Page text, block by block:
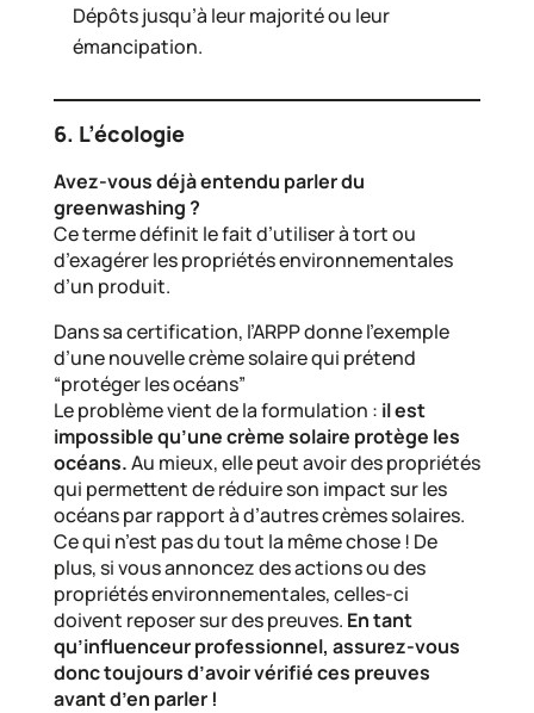
Dépôts jusqu’à leur majorité ou leur
émancipation.
6. L’écologie
Avez-vous déjà entendu parler du
greenwashing ?
Ce terme définit le fait d’utiliser à tort ou
d’exagérer les propriétés environnementales
d’un produit.
Dans sa certification, l’ARPP donne l’exemple
d’une nouvelle crème solaire qui prétend
“protéger les océans”
Le problème vient de la formulation : il est
impossible qu’une crème solaire protège les
océans.Au mieux, elle peut avoir des propriétés
qui permettent de réduire son impact sur les
océans par rapport à d’autres crèmes solaires.
Ce qui n’est pas du tout la même chose ! De
plus, si vous annoncez des actions ou des
propriétés environnementales, celles-ci
doivent reposer sur des preuves. En tant
qu’influenceur professionnel, assurez-vous
donc toujours d’avoir vérifié ces preuves
avant d’en parler !